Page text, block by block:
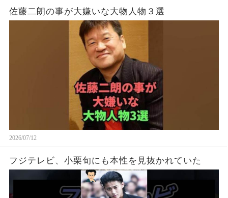
佐藤二朗の事が大嫌いな大物人物３選
2026/07/12
フジテレビ、小栗旬にも本性を見抜かれていた